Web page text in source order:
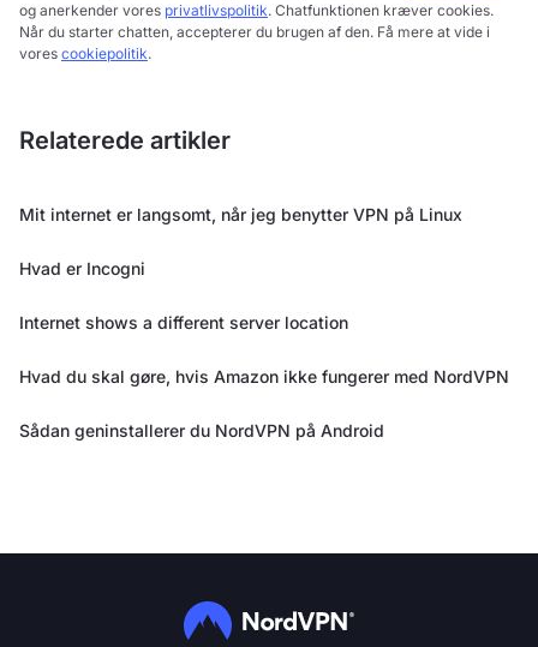
og anerkender vores privatlivspolitik. Chatfunktionen kræver cookies.
Når du starter chatten, accepterer du brugen af den. Få mere at vide i
vores cookiepolitik.
Relaterede artikler
Mit internet er langsomt, når jeg benytter VPN på Linux
Hvad er Incogni
Internet shows a different server location
Hvad du skal gøre, hvis Amazon ikke fungerer med NordVPN
Sådan geninstallerer du NordVPN på Android